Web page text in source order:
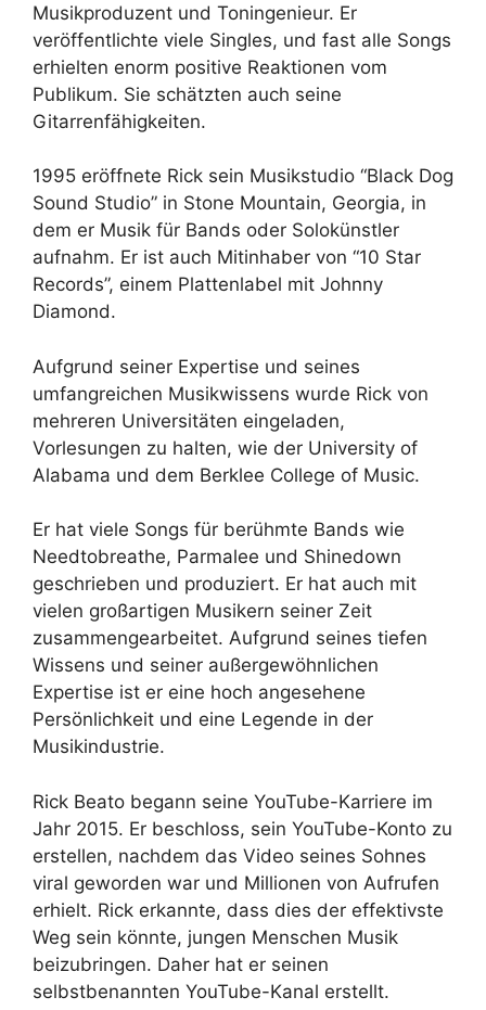
Musikproduzent und Toningenieur. Er
veröffentlichte viele Singles, und fast alle Songs
erhielten enorm positive Reaktionen vom
Publikum. Sie schätzten auch seine
Gitarrenfähigkeiten.
1995 eröffnete Rick sein Musikstudio “Black Dog
Sound Studio” in Stone Mountain, Georgia, in
dem er Musik für Bands oder Solokünstler
aufnahm. Er ist auch Mitinhaber von “10 Star
Records”, einem Plattenlabel mit Johnny
Diamond.
Aufgrund seiner Expertise und seines
umfangreichen Musikwissens wurde Rick von
mehreren Universitäten eingeladen,
Vorlesungen zu halten, wie der University of
Alabama und dem Berklee College of Music.
Er hat viele Songs für berühmte Bands wie
Needtobreathe, Parmalee und Shinedown
geschrieben und produziert. Er hat auch mit
vielen großartigen Musikern seiner Zeit
zusammengearbeitet. Aufgrund seines tiefen
Wissens und seiner außergewöhnlichen
Expertise ist er eine hoch angesehene
Persönlichkeit und eine Legende in der
Musikindustrie.
Rick Beato begann seine YouTube-Karriere im
Jahr 2015. Er beschloss, sein YouTube-Konto zu
erstellen, nachdem das Video seines Sohnes
viral geworden war und Millionen von Aufrufen
erhielt. Rick erkannte, dass dies der effektivste
Weg sein könnte, jungen Menschen Musik
beizubringen. Daher hat er seinen
selbstbenannten YouTube-Kanal erstellt.